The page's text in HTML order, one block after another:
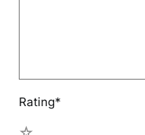
Rating*